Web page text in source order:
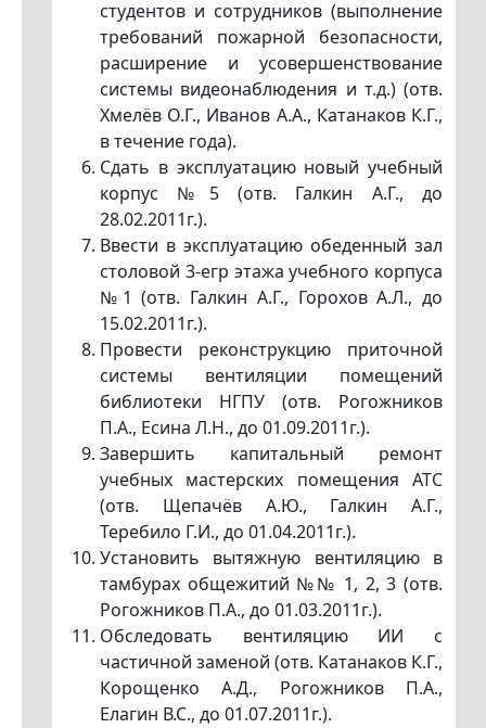
студентов и сотрудников (выполнение
требований пожарной безопасности,
расширение и усовершенствование
системы видеонаблюдения и т.д.) (отв.
Хмелёв О.Г., Иванов А.А., Катанаков К.Г.,
в течение года).
Сдать в эксплуатацию новый учебный
корпус №5 (отв. Галкин А.Г., до
28.02.2011г.).
Ввести в эксплуатацию обеденный зал
столовой 3-егр этажа учебного корпуса
№1 (отв. Галкин А.Г., Горохов А.Л., до
15.02.2011г.).
Провести реконструкцию приточной
системы вентиляции помещений
библиотеки НГПУ (отв. Рогожников
П.А., Есина Л.Н., до 01.09.2011г.).
Завершить капитальный ремонт
учебных мастерских помещения АТС
(отв. Щепачёв А.Ю., Галкин А.Г.,
Теребило Г.И., до 01.04.2011г.).
Установить вытяжную вентиляцию в
тамбурах общежитий №№ 1, 2, 3 (отв.
Рогожников П.А., до 01.03.2011г.).
Обследовать вентиляцию ИИ с
частичной заменой (отв. Катанаков К.Г.,
Корощенко А.Д., Рогожников П.А.,
Елагин В.С., до 01.07.2011г.).